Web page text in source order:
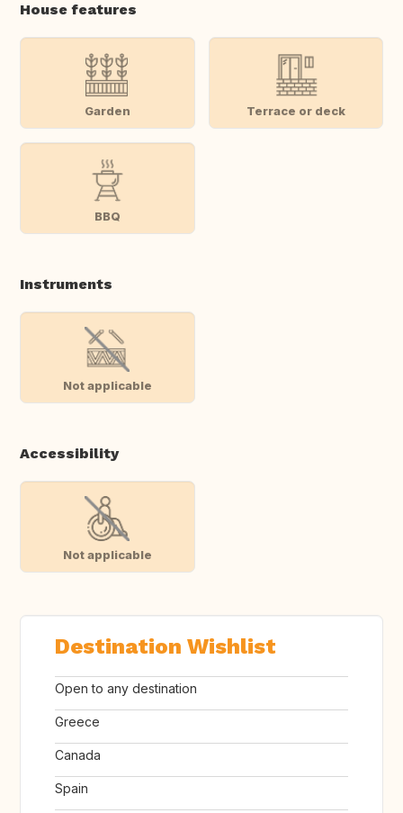
House features
Garden Terrace or deck
BBQ
Instruments
Not applicable
Accessibility
Not applicable
Destination Wishlist
Open to any destination
Greece
Canada
Spain